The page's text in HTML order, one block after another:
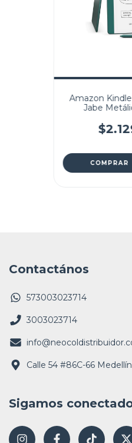
Amazon
Jabe
Contactános
573003023714
3003023714
Calle 54 #86C-66 Medellín
Sigamos